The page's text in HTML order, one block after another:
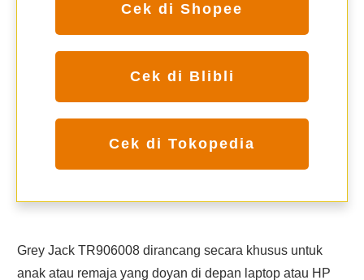
Cek di Shopee
Cek di Blibli
Cek di Tokopedia
Grey Jack TR906008 dirancang secara khusus untuk
anak atau remaja yang doyan di depan laptop atau HP